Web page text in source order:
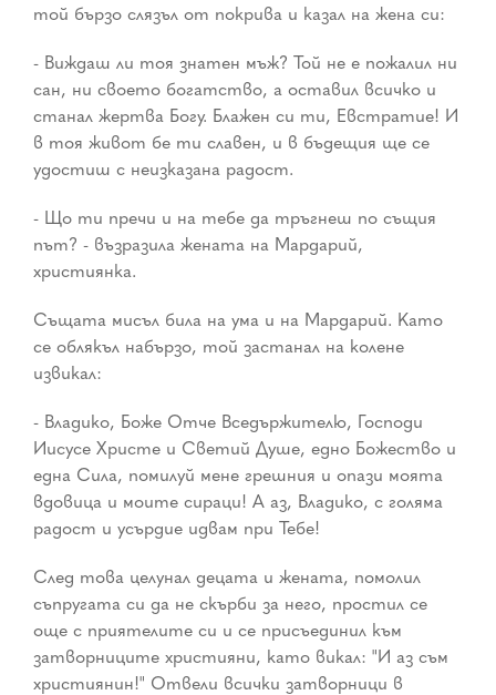
той бързо слязъл от покрива и казал на жена си:
- Виждаш ли тоя знатен мъж? Той не е пожалил ни
сан, ни своето богатство, а оставил всичко и
станал жертва Богу. Блажен си ти, Евстратие! И
в тоя живот бе ти славен, и в бъдещия ще се
удостиш с неизказана радост.
- Що ти пречи и на тебе да тръгнеш по същия
път? - възразила жената на Мардарий,
християнка.
Същата мисъл била на ума и на Мардарий. Като
се облякъл набързо, той застанал на колене
извикал:
- Владико, Боже Отче Вседържителю, Господи
Иисусе Христе и Светий Душе, едно Божество и
една Сила, помилуй мене грешния и опази моята
вдовица и моите сираци! А аз, Владико, с голяма
радост и усърдие идвам при Тебе!
След това целунал децата и жената, помолил
съпругата си да не скърби за него, простил се
още с приятелите си и се присъединил към
затворниците християни, като викал: "И аз съм
християнин!" Отвели всички затворници в